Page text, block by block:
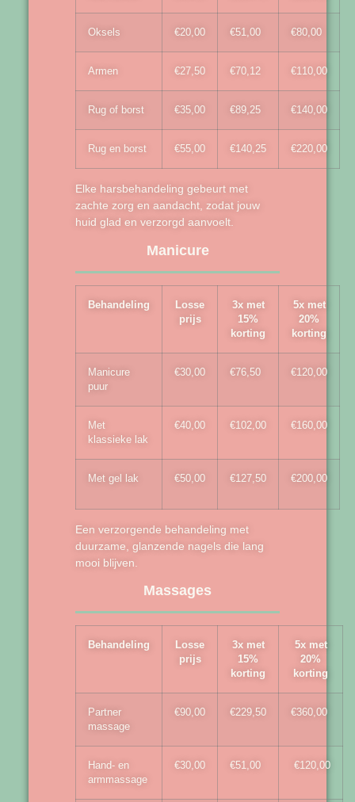
Oksels €20,00 €51,00 €80,00
Armen €27,50 €70,12 €110,00
Rug of borst €35,00 €89,25 €140,00
Rug en borst €55,00 €140,25 €220,00
Elke harsbehandeling gebeurt met
zachte zorg en aandacht, zodat jouw
huid glad en verzorgd aanvoelt.
Manicure
Behandeling
Losse
prijs
3x met
15%
korting
5x met
20%
korting
Manicure
puur
€30,00 €76,50 €120,00
Met
klassieke lak
€40,00 €102,00 €160,00
Met gel lak €50,00 €127,50 €200,00
Een verzorgende behandeling met
duurzame, glanzende nagels die lang
mooi blijven.
Massages
Behandeling
Losse
prijs
3x met
15%
korting
5x met
20%
korting
Partner
massage
€90,00 €229,50 €360,00
Hand- en
armmassage
€30,00 €51,00 €120,00